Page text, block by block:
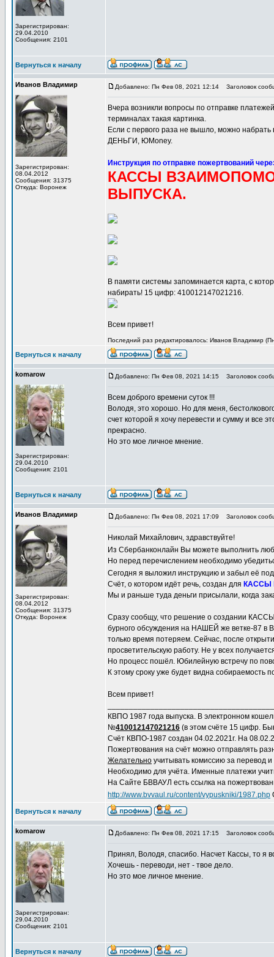
Зарегистрирован:
29.04.2010
Сообщения: 2101
Вернуться к началу
Иванов Владимир
Зарегистрирован:
08.04.2012
Сообщения: 31375
Откуда: Воронеж
Добавлено: Пн Фев 08, 2021 12:14 Заголовок
Вчера возникли вопросы по отправке
терминалах такая картинка.
Если с первого раза не вышло, можно
ДЕНЬГИ, ЮMoney.
Инструкция по отправке пожертвований
КАССЫ
ВЫПУСКА.
В памяти системы запоминается карта, с
набирать! 15 цифр: 410012147021216.
Всем привет!
Последний раз редактировалось: Иванов Владимир
Вернуться к началу
komarow
Зарегистрирован:
29.04.2010
Сообщения: 2101
Добавлено: Пн Фев 08, 2021 14:15 Заголовок
Всем доброго времени суток !!!
Володя, это хорошо. Но для меня,
счет которой я хочу перевести и сумму и все
прекрасно.
Но это мое личное мнение.
Вернуться к началу
Иванов Владимир
Зарегистрирован:
08.04.2012
Сообщения: 31375
Откуда: Воронеж
Добавлено: Пн Фев 08, 2021 17:09 Заголовок
Николай Михайлович, здравствуйте!
Из Сбербанконлайн Вы можете выполнить
Но перед перечислением необходимо
Сегодня я выложил инструкцию и забыл её
Счёт, о котором идёт речь, создан для КАССЫ
Мы и раньше туда деньги присылали, когда
Сразу сообщу, что решение о создании
бурного обсуждения на НАШЕЙ же ветке-87 в
только время потеряем. Сейчас, после
просветительскую работу. Не у всех
Но процесс пошёл. Юбилейную встречу по
К этому сроку уже будет видна
Всем привет!
КВПО 1987 года выпуска. В электронном
№410012147021216 (в этом счёте 15 цифр.
Счёт КВПО-1987 создан 04.02.2021г. На
Пожертвования на счёт можно отправлять
Желательно учитывать комиссию за перевод
Необходимо для учёта. Именные платежи
На Сайте БВВАУЛ есть ссылка на
http://www.bvvaul.ru/content/vypuskniki/1987.php
Вернуться к началу
komarow
Зарегистрирован:
29.04.2010
Сообщения: 2101
Добавлено: Пн Фев 08, 2021 17:15 Заголовок
Принял, Володя, спасибо. Насчет Кассы, то я
Хочешь - переводи, нет - твое дело.
Но это мое личное мнение.
Вернуться к началу